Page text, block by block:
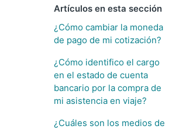
Artículos en esta sección
¿Cómo cambiar la moneda
de pago de mi cotización?
¿Cómo identifico el cargo
en el estado de cuenta
bancario por la compra de
mi asistencia en viaje?
¿Cuáles son los medios de